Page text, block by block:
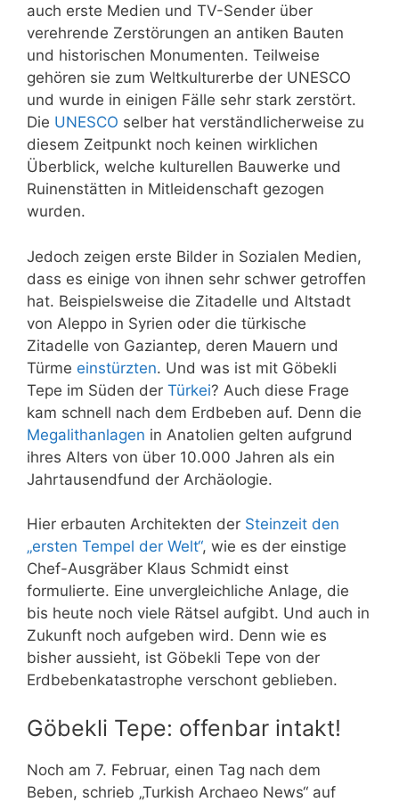
auch erste Medien und TV-Sender über
verehrende Zerstörungen an antiken Bauten
und historischen Monumenten. Teilweise
gehören sie zum Weltkulturerbe der UNESCO
und wurde in einigen Fälle sehr stark zerstört.
Die UNESCO selber hat verständlicherweise zu
diesem Zeitpunkt noch keinen wirklichen
Überblick, welche kulturellen Bauwerke und
Ruinenstätten in Mitleidenschaft gezogen
wurden.
Jedoch zeigen erste Bilder in Sozialen Medien,
dass es einige von ihnen sehr schwer getroffen
hat. Beispielsweise die Zitadelle und Altstadt
von Aleppo in Syrien oder die türkische
Zitadelle von Gaziantep, deren Mauern und
Türme einstürzten. Und was ist mit Göbekli
Tepe im Süden der Türkei? Auch diese Frage
kam schnell nach dem Erdbeben auf. Denn die
Megalithanlagen in Anatolien gelten aufgrund
ihres Alters von über 10.000 Jahren als ein
Jahrtausendfund der Archäologie.
Hier erbauten Architekten der Steinzeit den
„ersten Tempel der Welt“, wie es der einstige
Chef-Ausgräber Klaus Schmidt einst
formulierte. Eine unvergleichliche Anlage, die
bis heute noch viele Rätsel aufgibt. Und auch in
Zukunft noch aufgeben wird. Denn wie es
bisher aussieht, ist Göbekli Tepe von der
Erdbebenkatastrophe verschont geblieben.
Göbekli Tepe: offenbar intakt!
Noch am 7. Februar, einen Tag nach dem
Beben, schrieb „Turkish Archaeo News“ auf